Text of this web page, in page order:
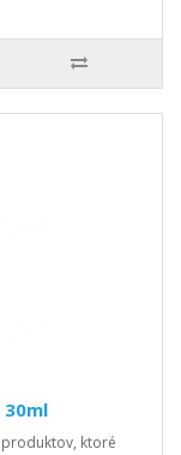
30ml
produktov, ktoré